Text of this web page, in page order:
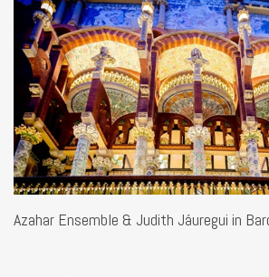
Azahar Ensemble & Judith Jáuregui in